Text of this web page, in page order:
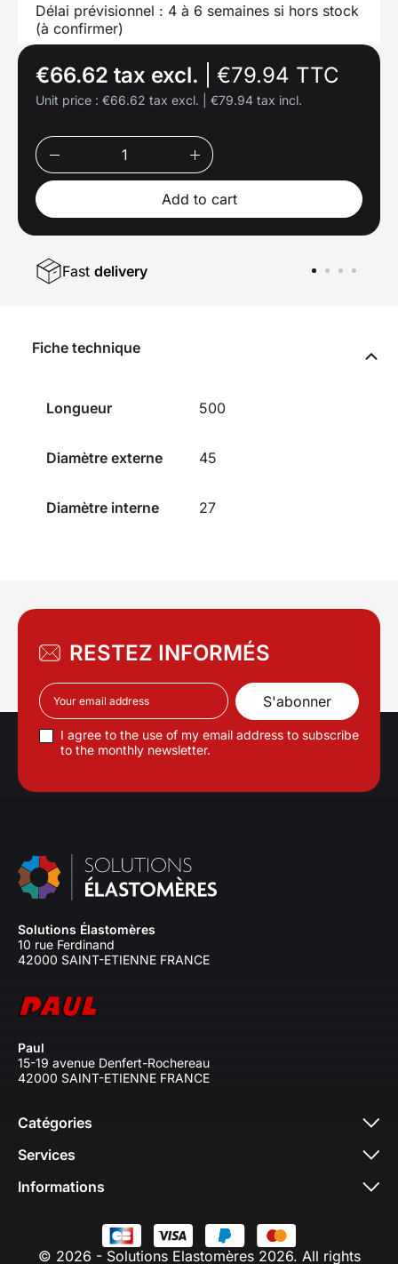
Délai prévisionnel : 4 à 6 semaines si hors stock
(à confirmer)
€66.62 tax excl. €79.94 TTC
Unit price : €66.62 tax excl. €79.94 tax incl.
Add to cart
Fast delivery
Fiche technique
Longueur 500
Diamètre externe 45
Diamètre interne 27
RESTEZ INFORMÉS
I agree to the use of my email address to subscribe
to the monthly newsletter.
Solutions Élastomères
10 rue Ferdinand
42000 SAINT-ETIENNE FRANCE
Paul
15-19 avenue Denfert-Rochereau
42000 SAINT-ETIENNE FRANCE
Catégories
Services
Informations
© 2026 - Solutions Elastomères 2026. All rights